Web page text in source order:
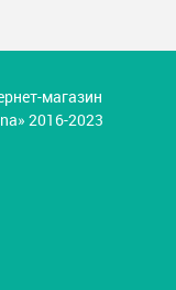
магазин
2016-2023